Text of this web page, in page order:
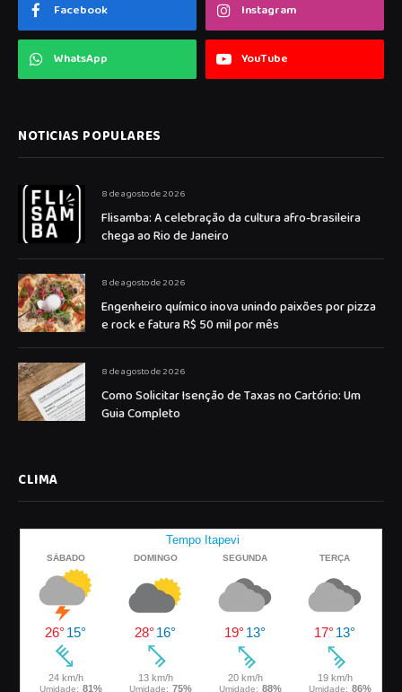
Facebook Instagram
WhatsApp YouTube
NOTICIAS POPULARES
8 de agosto de 2026
Flisamba: A celebração da cultura afro-brasileira
chega ao Rio de Janeiro
8 de agosto de 2026
Engenheiro químico inova unindo paixões por pizza
e rock e fatura R$ 50 mil por mês
8 de agosto de 2026
Como Solicitar Isenção de Taxas no Cartório: Um
Guia Completo
CLIMA